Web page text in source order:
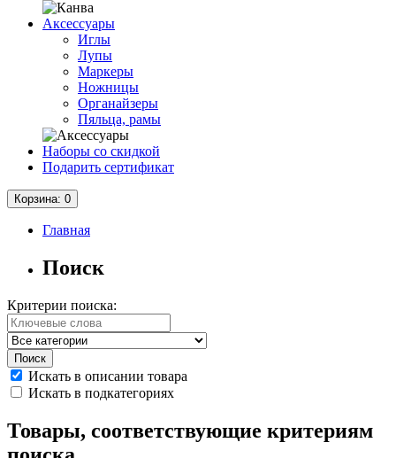
Аксессуары
Иглы
Лупы
Маркеры
Ножницы
Органайзеры
Пяльца, рамы
Наборы со скидкой
Подарить сертификат
Корзина: 0
Главная
Поиск
Критерии поиска:
Искать в описании товара
Искать в подкатегориях
Товары, соответствующие критериям